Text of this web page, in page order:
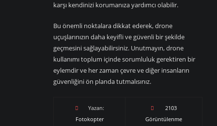
karşı kendinizi korumanıza yardımcı olabilir.
Bu önemli noktalara dikkat ederek, drone
uçuşlarınızın daha keyifli ve güvenli bir şekilde
geçmesini sağlayabilirsiniz. Unutmayın, drone
kullanımı toplum içinde sorumluluk gerektiren bir
eylemdir ve her zaman çevre ve diğer insanların
güvenliğini ön planda tutmalısınız.
Yazan:
Fotokopter
2103
Görüntülenme